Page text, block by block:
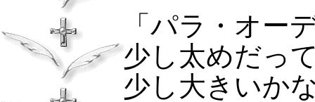
「パラ・オー
少し太めだっ
少し大きいか